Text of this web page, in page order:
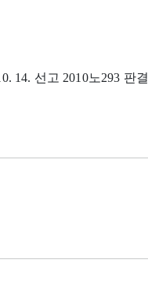
14. 선고 2010노293 판결